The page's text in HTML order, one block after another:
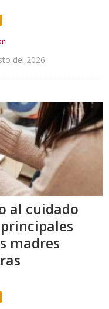
del 2026
al cuidado
madres